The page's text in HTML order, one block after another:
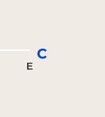
E
C